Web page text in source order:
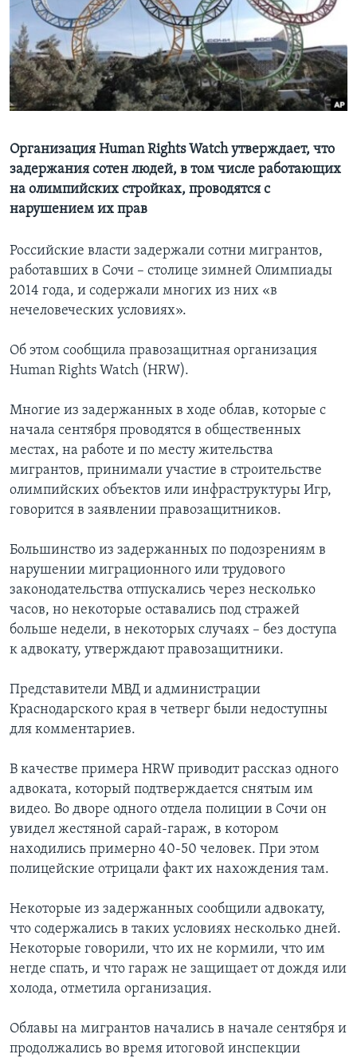
Learning English
СОЦИАЛЬНЫЕ СЕТИ
Языки
Организация Human Rights Watch утверждает, что
задержания сотен людей, в том числе работающих
на олимпийских стройках, проводятся с
нарушением их прав
Российские власти задержали сотни мигрантов,
работавших в Сочи – столице зимней Олимпиады
2014 года, и содержали многих из них «в
нечеловеческих условиях».
Об этом сообщила правозащитная организация
Human Rights Watch (HRW).
Многие из задержанных в ходе облав, которые с
начала сентября проводятся в общественных
местах, на работе и по месту жительства
мигрантов, принимали участие в строительстве
олимпийских объектов или инфраструктуры Игр,
говорится в заявлении правозащитников.
Большинство из задержанных по подозрениям в
нарушении миграционного или трудового
законодательства отпускались через несколько
часов, но некоторые оставались под стражей
больше недели, в некоторых случаях – без доступа
к адвокату, утверждают правозащитники.
Представители МВД и администрации
Краснодарского края в четверг были недоступны
для комментариев.
В качестве примера HRW приводит рассказ одного
адвоката, который подтверждается снятым им
видео. Во дворе одного отдела полиции в Сочи он
увидел жестяной сарай-гараж, в котором
находились примерно 40-50 человек. При этом
полицейские отрицали факт их нахождения там.
Некоторые из задержанных сообщили адвокату,
что содержались в таких условиях несколько дней.
Некоторые говорили, что их не кормили, что им
негде спать, и что гараж не защищает от дождя или
холода, отметила организация.
Облавы на мигрантов начались в начале сентября и
продолжались во время итоговой инспекции